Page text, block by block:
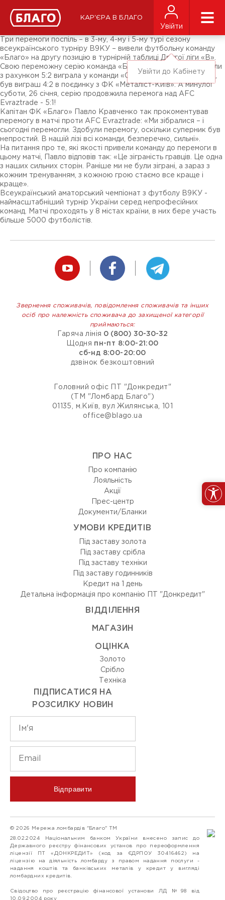
КАР'ЄРА В БЛАГО
Увійти
Увійти до Кабінету
ЗМІ про нас
Підписники соц-мереж
Ярмарки
Три перемоги поспіль – в 3-му, 4-му і 5-му турі сезону
всеукраїнського турніру В9КУ – вивели футбольну команду
«Благо» на другу позицію в турнірній таблиці Другої ліги «В».
Свою переможну серію команда «Благо» почала 13 січня, коли
з рахунком 5:2 виграла у команди «Славутич». Потім, 19 січня,
був виграш 4:2 в поєдинку з ФК «Металіст-Київ». А минулої
суботи, 26 січня, серію продовжила перемога над AFC
Evraztrade - 5:1!
Капітан ФК «Благо» Павло Кравченко так прокоментував
перемогу в матчі проти AFC Evraztrade: «Ми зібралися – і
сьогодні перемогли. Здобули перемогу, оскільки суперник був
непростий. В нашій лізі всі команди, безперечно, сильні».
На питання про те, які якості привели команду до перемоги в
цьому матчі, Павло відповів так: «Це зіграність гравців. Це одна
з наших сильних сторін. Раніше ми не були зіграні, а зараз з
кожним тренуванням, з кожною грою стаємо все краще і
краще».
Всеукраїнський аматорський чемпіонат з футболу В9КУ -
наймасштабніший турнір України серед непрофесійних
команд. Матчі проходять у 8 містах країни, в них бере участь
більше 5000 футболістів.
Звернення споживачів, повідомлення споживачів та інших
осіб про належність споживача до захищеної категорії
приймаються:
Гаряча лінія 0 (800) 30-30-32
Щодня пн-пт 8:00-21:00
сб-нд 8:00-20:00
дзвінок безкоштовний
Головний офіс ПТ "Донкредит"
(ТМ "Ломбард Благо")
01135, м.Київ, вул Жилянська, 101
office@blago.ua
ПРО НАС
Про компанію
Лояльність
Акції
Прес-центр
Документи/Бланки
УМОВИ КРЕДИТІВ
Під заставу золота
Під заставу срібла
Під заставу техніки
Під заставу годинників
Кредит на 1 день
Детальна інформація про компанію ПТ "Донкредит"
ВIДДIЛЕННЯ
МАГАЗИН
ОЦIНКА
Золото
Срiбло
Технiка
ПІДПИСАТИСЯ НА
РОЗСИЛКУ НОВИН
Відправити
© 2026 Мережа ломбардів "Благо" ТМ
28.02.2024 Національним банком України внесено запис до
Державного реєстру фінансових установ про переоформлення
ліцензії ПТ «ДОНКРЕДИТ» (код за ЄДРПОУ 30416462) на
ліцензію на діяльність ломбарду з правом надання послуги -
надання коштів та банківських металів у кредит у вигляді
ломбардних кредитів.
Свідоцтво про реєстрацію фінансової установи ЛД №98 від
10.09.2004 року